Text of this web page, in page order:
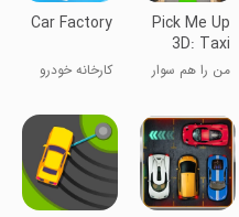
Pick Me Up
3D: Taxi
Game
من را هم سوار
Car Factory
کارخانه خودرو